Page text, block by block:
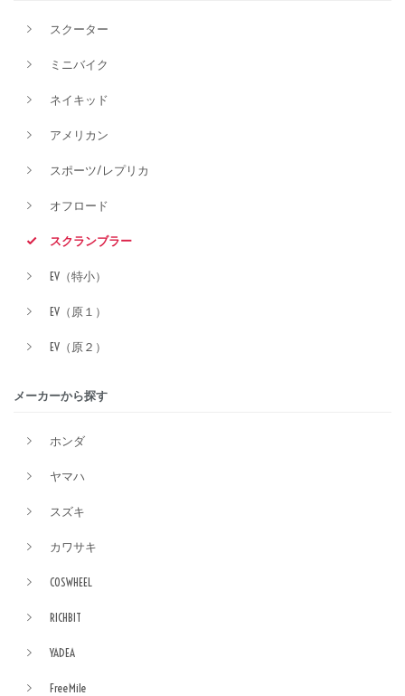
スクーター
ミニバイク
ネイキッド
アメリカン
スポーツ/レプリカ
オフロード
スクランブラー
EV（特小）
EV（原１）
EV（原２）
メーカーから探す
ホンダ
ヤマハ
スズキ
カワサキ
COSWHEEL
RICHBIT
YADEA
FreeMile
価格